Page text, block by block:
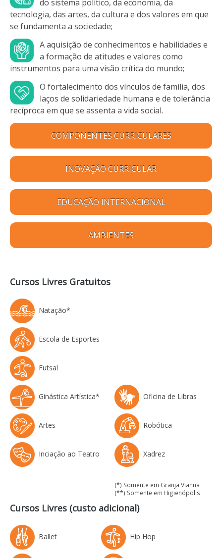
do sistema político, da economia, da
tecnologia, das artes, da cultura e dos valores em que
se fundamenta a sociedade;
A aquisição de conhecimentos e habilidades e
a formação de atitudes e valores como
instrumentos para uma visão crítica do mundo;
O fortalecimento dos vínculos de família, dos
laços de solidariedade humana e de tolerância
recíproca em que se assenta a vida social.
COMPONENTES CURRICULARES
INOVAÇÃO CURRICULAR
EDUCAÇÃO INTERNACIONAL
AMBIENTES
Cursos Livres Gratuitos
Natação*
Escola de Esportes
Futsal
Ginástica Artística*
Artes
Inciação ao Teatro
Oficina de Libras
Robótica
Xadrez
(*) Somente em Granja Vianna
(**) Somente em Higienópolis
Cursos Livres (custo adicional)
Ballet Hip Hop